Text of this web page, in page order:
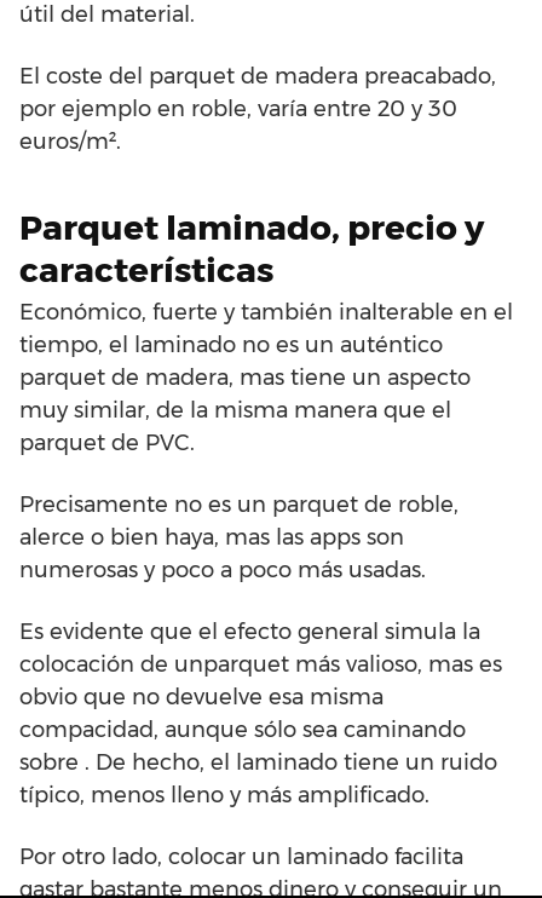
útil del material.
El coste del parquet de madera preacabado,
por ejemplo en roble, varía entre 20 y 30
euros/m².
Parquet laminado, precio y
características
Económico, fuerte y también inalterable en el
tiempo, el laminado no es un auténtico
parquet de madera, mas tiene un aspecto
muy similar, de la misma manera que el
parquet de PVC.
Precisamente no es un parquet de roble,
alerce o bien haya, mas las apps son
numerosas y poco a poco más usadas.
Es evidente que el efecto general simula la
colocación de unparquet más valioso, mas es
obvio que no devuelve esa misma
compacidad, aunque sólo sea caminando
sobre . De hecho, el laminado tiene un ruido
típico, menos lleno y más amplificado.
Por otro lado, colocar un laminado facilita
gastar bastante menos dinero y conseguir un